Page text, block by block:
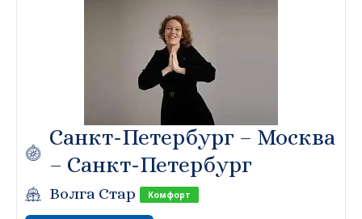
Санкт-Петербург – Москва
– Санкт-Петербург
Волга Стар Комфорт